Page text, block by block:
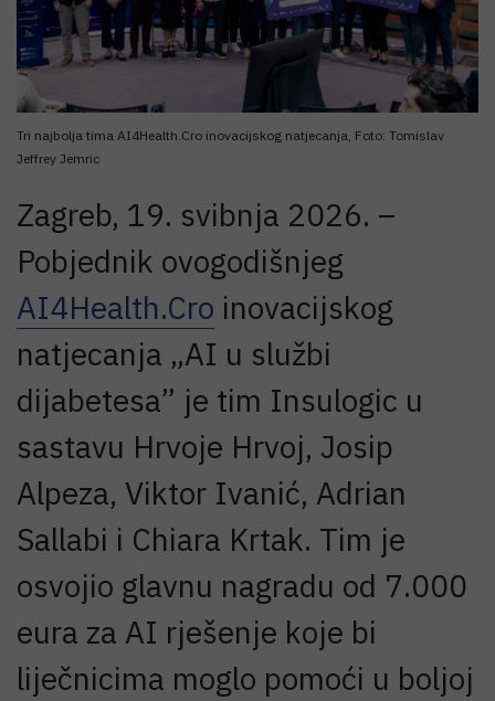
Tri najbolja tima AI4Health.Cro inovacijskog natjecanja, Foto: Tomislav
Jeffrey Jemric
Zagreb, 19. svibnja 2026. –
Pobjednik ovogodišnjeg
AI4Health.Cro inovacijskog
natjecanja „AI u službi
dijabetesa” je tim Insulogic u
sastavu Hrvoje Hrvoj, Josip
Alpeza, Viktor Ivanić, Adrian
Sallabi i Chiara Krtak. Tim je
osvojio glavnu nagradu od 7.000
eura za AI rješenje koje bi
liječnicima moglo pomoći u boljoj